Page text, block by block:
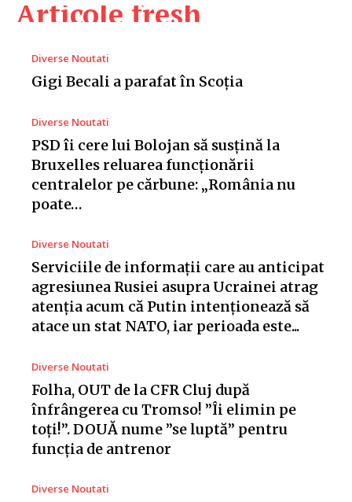
Articole fresh
Diverse Noutati
Gigi Becali a parafat în Scoția
Diverse Noutati
PSD îi cere lui Bolojan să susțină la
Bruxelles reluarea funcționării
centralelor pe cărbune: „România nu
poate…
Diverse Noutati
Serviciile de informații care au anticipat
agresiunea Rusiei asupra Ucrainei atrag
atenția acum că Putin intenționează să
atace un stat NATO, iar perioada este...
Diverse Noutati
Folha, OUT de la CFR Cluj după
înfrângerea cu Tromso! ”Îi elimin pe
toți!”. DOUĂ nume ”se luptă” pentru
funcția de antrenor
Diverse Noutati